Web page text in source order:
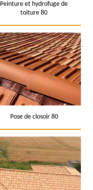
Peinture et hydrofuge de
toiture 80
Pose de closoir 80